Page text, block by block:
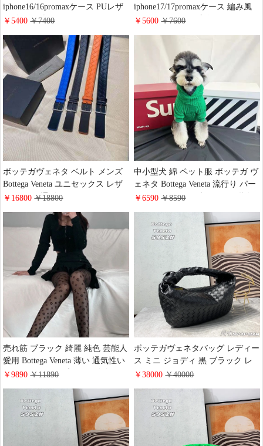
iphone16/16promaxケース PUレザ
ー 全4色 ブランド Bottega Veneta
ズ レデイース シンプルファッシ
ョン 耐衝撃 BV アイフォーン
14/13proカバー 安い 送料無料
￥5400￥7400
iphone17/17promaxケース 編み風
レザー ストラップ付き Prada
Galaxy S25/S24/S23ケース レデイ
ース 人気
￥5600￥7600
ボッテガヴェネタ ベルト メンズ
Bottega Veneta ユニセックス レザ
ー ベルト 通販
￥16800￥18800
中小型犬 綿 ペット服 ボッテガ ヴ
ェネタ Bottega Veneta 流行り パー
カー フレンチ・ブルドッグ 秋冬
ー 送料無料 犬服 シンプル風 おす
￥6590￥8590
売れ筋 ブラック 綺麗 純色 芸能人
愛用 Bottega Veneta 薄い 通気性い
い タッサシルク 字母 ロゴ付き 吸
ド 欧米風 ハイソックス
￥9890￥11890
ボッテガヴェネタバッグ レディー
ス ミニ ジョディ 黒 ブラック レ
ザー BOTTEGA VENETA イント
￥38000￥40000